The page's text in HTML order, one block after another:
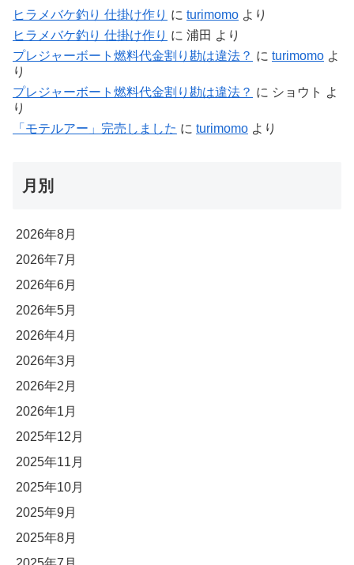
ヒラメバケ釣り 仕掛け作り に turimomo より
ヒラメバケ釣り 仕掛け作り に 浦田 より
プレジャーボート燃料代金割り勘は違法？ に turimomo よ
り
プレジャーボート燃料代金割り勘は違法？ に ショウト よ
り
「モテルアー」完売しました に turimomo より
月別
2026年8月
2026年7月
2026年6月
2026年5月
2026年4月
2026年3月
2026年2月
2026年1月
2025年12月
2025年11月
2025年10月
2025年9月
2025年8月